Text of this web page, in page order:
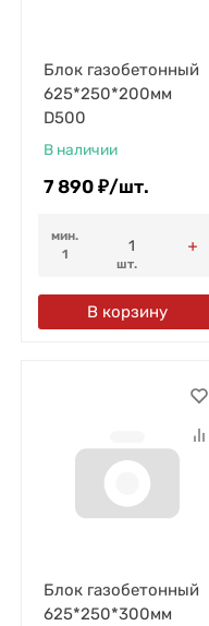
Блок газобетонный
625*250*200мм
D500
В наличии
7 890 ₽/шт.
мин.
1
шт.
В корзину
Блок газобетонный
625*250*300мм